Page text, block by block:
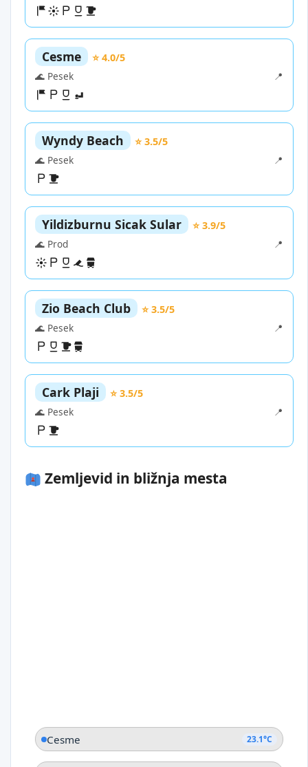
Cesme
⭐ 4.0/5
🌊 Pesek
📍
Wyndy Beach
⭐ 3.5/5
🌊 Pesek
📍
Yildizburnu Sicak Sular
⭐ 3.9/5
🌊 Prod
📍
Zio Beach Club
⭐ 3.5/5
🌊 Pesek
📍
Cark Plaji
⭐ 3.5/5
🌊 Pesek
📍
Zemljevid in bližnja mesta
Cesme 23.1°C